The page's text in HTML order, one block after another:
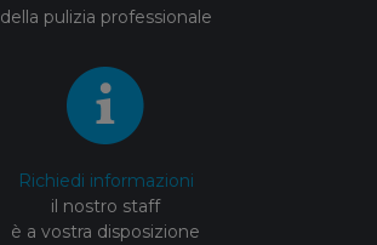
della pulizia professionale
Richiedi informazioni
il nostro staff
è a vostra disposizione